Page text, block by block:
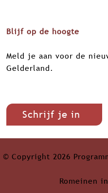
Blijf op de hoogte
Meld je aan voor de
Gelderland.
Schrijf je in
© Copyright 2026
Romeinen